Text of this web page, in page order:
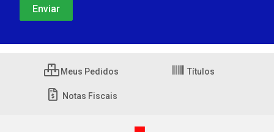
Meus Pedidos Títulos
Notas Fiscais